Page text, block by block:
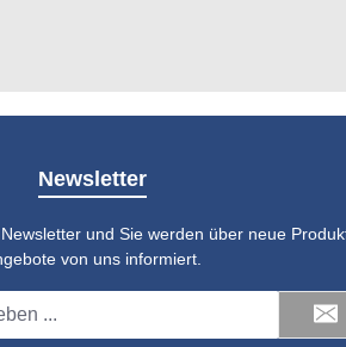
Newsletter
und Sie werden über neue
von uns informiert.